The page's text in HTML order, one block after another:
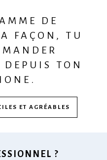
DE
FAÇON, TU
DEPUIS TON
ET AGRÉABLES
?